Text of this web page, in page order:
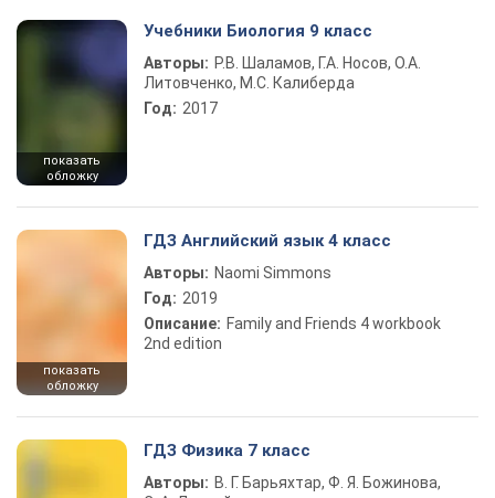
показать
обложку
Учебники Биология 9 класс
Авторы: Р.В. Шаламов, Г.А. Носов, О.А.
Литовченко, М.С. Калиберда
Год: 2017
показать
обложку
ГДЗ Английский язык 4 класс
Авторы: Naomi Simmons
Год: 2019
Описание: Family and Friends 4 workbook
2nd edition
ГДЗ Физика 7 класс
Авторы: В. Г. Барьяхтар, Ф. Я. Божинова,